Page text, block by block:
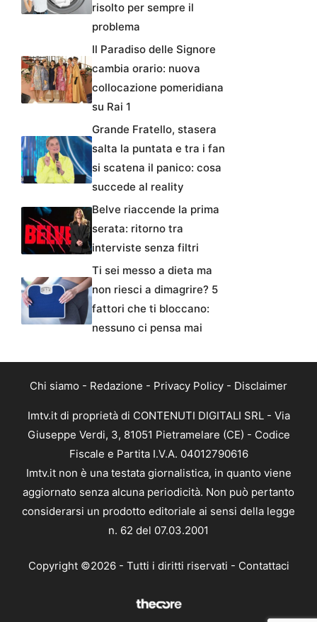
risolto per sempre il
problema
Il Paradiso delle Signore
cambia orario: nuova
collocazione pomeridiana
su Rai 1
Grande Fratello, stasera
salta la puntata e tra i fan
si scatena il panico: cosa
succede al reality
Belve riaccende la prima
serata: ritorno tra
interviste senza filtri
Ti sei messo a dieta ma
non riesci a dimagrire? 5
fattori che ti bloccano:
nessuno ci pensa mai
Chi siamo - Redazione - Privacy Policy - Disclaimer
Imtv.it di proprietà di CONTENUTI DIGITALI SRL - Via
Giuseppe Verdi, 3, 81051 Pietramelare (CE) - Codice
Fiscale e Partita I.V.A. 04012790616
Imtv.it non è una testata giornalistica, in quanto viene
aggiornato senza alcuna periodicità. Non può pertanto
considerarsi un prodotto editoriale ai sensi della legge
n. 62 del 07.03.2001
Copyright ©2026 - Tutti i diritti riservati - Contattaci